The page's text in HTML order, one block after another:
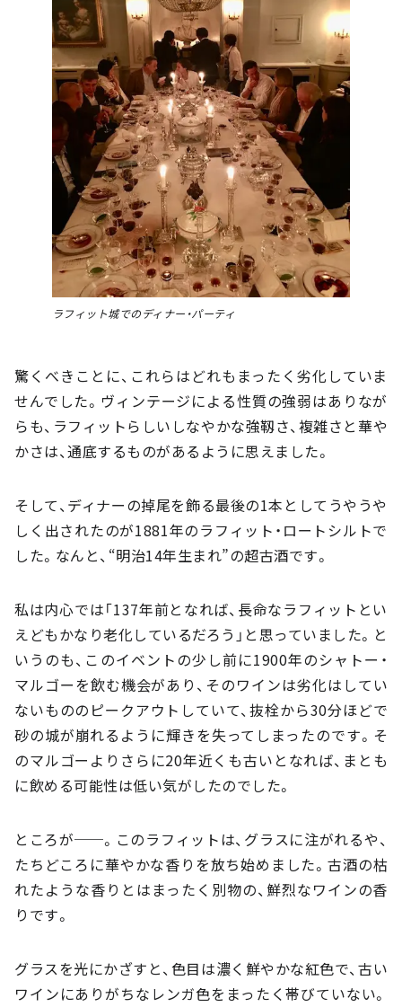
ラフィット城でのディナー・パーティ
驚くべきことに、これらはどれもまったく劣化していま
せんでした。ヴィンテージによる性質の強弱はありなが
らも、ラフィットらしいしなやかな強靱さ、複雑さと華や
かさは、通底するものがあるように思えました。
そして、ディナーの掉尾を飾る最後の1本としてうやうや
しく出されたのが1881年のラフィット・ロートシルトで
した。なんと、“明治14年生まれ”の超古酒です。
私は内心では「137年前となれば、長命なラフィットとい
えどもかなり老化しているだろう」と思っていました。と
いうのも、このイベントの少し前に1900年のシャトー・
マルゴーを飲む機会があり、そのワインは劣化はしてい
ないもののピークアウトしていて、抜栓から30分ほどで
砂の城が崩れるように輝きを失ってしまったのです。そ
のマルゴーよりさらに20年近くも古いとなれば、まとも
に飲める可能性は低い気がしたのでした。
ところが──。このラフィットは、グラスに注がれるや、
たちどころに華やかな香りを放ち始めました。古酒の枯
れたような香りとはまったく別物の、鮮烈なワインの香
りです。
グラスを光にかざすと、色目は濃く鮮やかな紅色で、古い
ワインにありがちなレンガ色をまったく帯びていない。